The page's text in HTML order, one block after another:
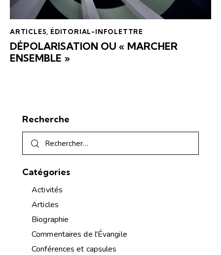
ARTICLES ÉDITORIAL-INFOLETTRE
DÉPOLARISATION OU « MARCHER
ENSEMBLE »
Recherche
Catégories
Activités
Articles
Biographie
Commentaires de l'Évangile
Conférences et capsules